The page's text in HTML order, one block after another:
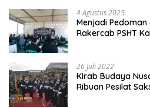
4 Agustus 2025
Menjadi
Rakercab PSHT
26 Juli 2022
Kirab Budaya
Ribuan Pesilat